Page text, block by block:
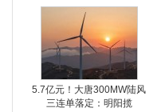
5.7亿元！大唐300MW陆风
三连单落定：明阳揽